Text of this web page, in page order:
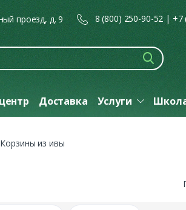
проезд, д. 9 8 (800) 250-90-52 | +7
Доставка Услуги
Корзины из ивы